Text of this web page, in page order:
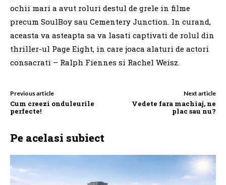
ochii mari a avut roluri destul de grele in filme
precum SoulBoy sau Cementery Junction. In curand,
aceasta va asteapta sa va lasati captivati de rolul din
thriller-ul Page Eight, in care joaca alaturi de actori
consacrati – Ralph Fiennes si Rachel Weisz.
Previous article
Cum creezi onduleurile
perfecte!
Next article
Vedete fara machiaj, ne
plac sau nu?
Pe acelasi subiect